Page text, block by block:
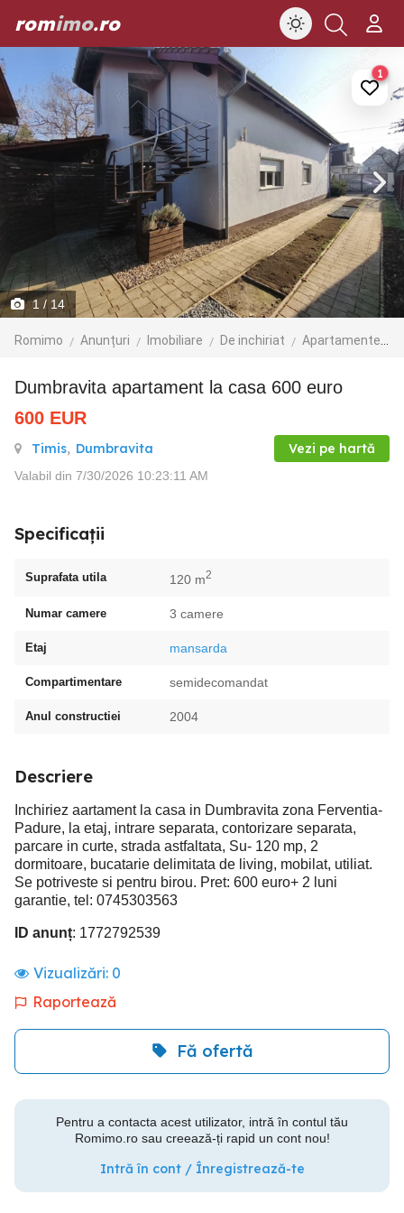
romimo.ro
1 / 14
Romimo Anunțuri Imobiliare De inchiriat Apartamente de inchiriat
1
Dumbravita apartament la casa 600 euro
600 EUR
Timis, Dumbravita Vezi pe hartă
Valabil din 7/30/2026 10:23:11 AM
Specificații
Suprafata utila 120 m2
Numar camere 3 camere
Etaj mansarda
Compartimentare semidecomandat
Anul constructiei 2004
Descriere
Inchiriez aartament la casa in Dumbravita zona Ferventia-
Padure, la etaj, intrare separata, contorizare separata,
parcare in curte, strada astfaltata, Su- 120 mp, 2
dormitoare, bucatarie delimitata de living, mobilat, utiliat.
Se potriveste si pentru birou. Pret: 600 euro+ 2 luni
garantie, tel: 0745303563
ID anunț: 1772792539
Vizualizări: 0
Raportează
Fă ofertă
Pentru a contacta acest utilizator, intră în contul tău
Romimo.ro sau creează-ți rapid un cont nou!
Intră în cont / Înregistrează-te